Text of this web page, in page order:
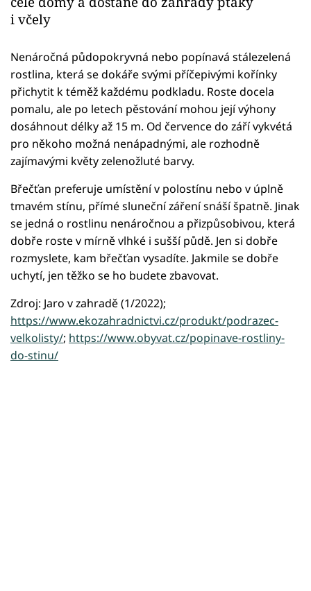
i včely
Nenáročná půdopokryvná nebo popínavá stálezelená
rostlina, která se dokáře svými příčepivými kořínky
přichytit k téměž každému podkladu. Roste docela
pomalu, ale po letech pěstování mohou její výhony
dosáhnout délky až 15 m. Od července do září vykvétá
pro někoho možná nenápadnými, ale rozhodně
zajímavými květy zelenožluté barvy.
Břečťan preferuje umístění v polostínu nebo v úplně
tmavém stínu, přímé sluneční záření snáší špatně. Jinak
se jedná o rostlinu nenáročnou a přizpůsobivou, která
dobře roste v mírně vlhké i sušší půdě. Jen si dobře
rozmyslete, kam břečťan vysadíte. Jakmile se dobře
uchytí, jen těžko se ho budete zbavovat.
Zdroj: Jaro v zahradě (1/2022);
https://www.ekozahradnictvi.cz/produkt/podrazec-
velkolisty/; https://www.obyvat.cz/popinave-rostliny-
do-stinu/